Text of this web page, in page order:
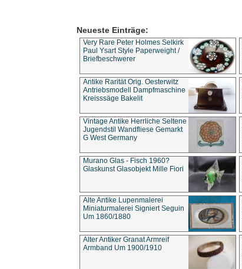
Neueste Einträge:
Very Rare Peter Holmes Selkirk
Paul Ysart Style Paperweight /
Briefbeschwerer
Antike Rarität Orig. Oesterwitz
Antriebsmodell Dampfmaschine
Kreisssäge Bakelit
Vintage Antike Herrliche Seltene
Jugendstil Wandfliese Gemarkt
G West Germany
Murano Glas - Fisch 1960?
Glaskunst Glasobjekt Mille Fiori
Alte Antike Lupenmalerei
Miniaturmalerei Signiert Seguin
Um 1860/1880
Alter Antiker Granat Armreif
Armband Um 1900/1910